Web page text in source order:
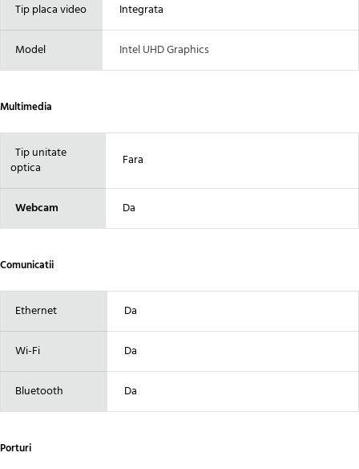
Tip placa video Integrata
Model Intel UHD Graphics
Multimedia
Tip unitate
optica
Fara
Webcam Da
Comunicatii
Ethernet Da
Wi-Fi Da
Bluetooth Da
Porturi